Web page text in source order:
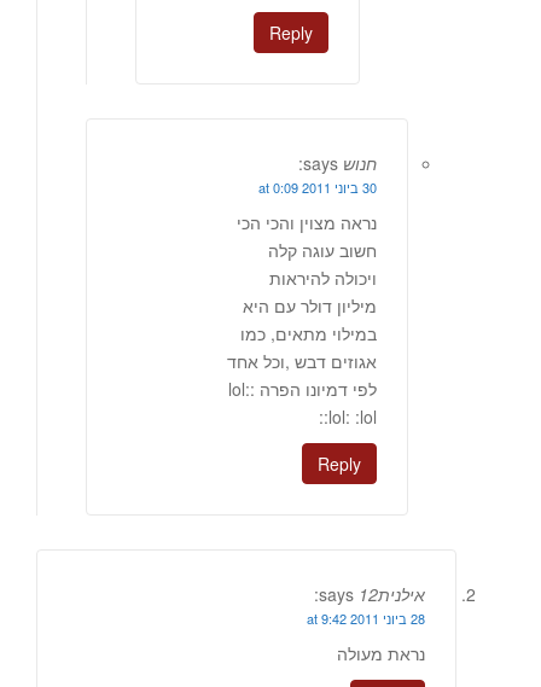
Reply
חנוש says:
30 ביוני 2011 at 0:09
נראה מצוין והכי הכי
חשוב עוגה קלה
ויכולה להיראות
מיליון דולר עם היא
במילוי מתאים, כמו
אגוזים דבש ,וכל אחד
לפי דמיונו הפרה :lol:
:lol: :lol:
Reply
אילנית12 says:
28 ביוני 2011 at 9:42
נראת מעולה